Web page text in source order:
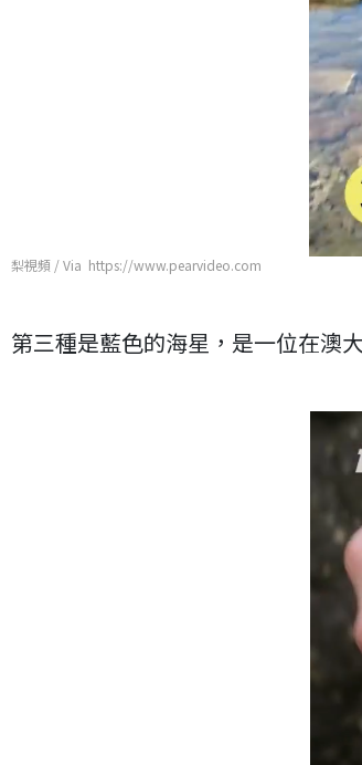
梨視頻 / Via https://www.pearvideo.com
第三種是藍色的海星，是一位在澳